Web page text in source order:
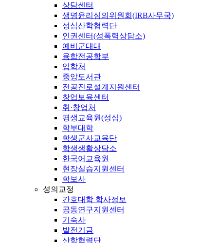
상담센터
생명윤리심의위원회(IRB사무국)
성심산학협력단
인권센터(성폭력상담소)
예비군대대
융합전공학부
입학처
중앙도서관
전공진로설계지원센터
창업보육센터
취·창업처
평생교육원(성심)
학부대학
학생군사교육단
학생생활상담소
한국어교육원
현장실습지원센터
학보사
성의교정
간호대학 학사정보
공동연구지원센터
기숙사
발전기금
산학협력단